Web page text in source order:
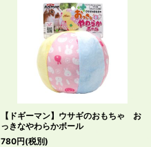
【ドギーマン】ウサギのおもちゃ お
っきなやわらかボール
780円(税別)